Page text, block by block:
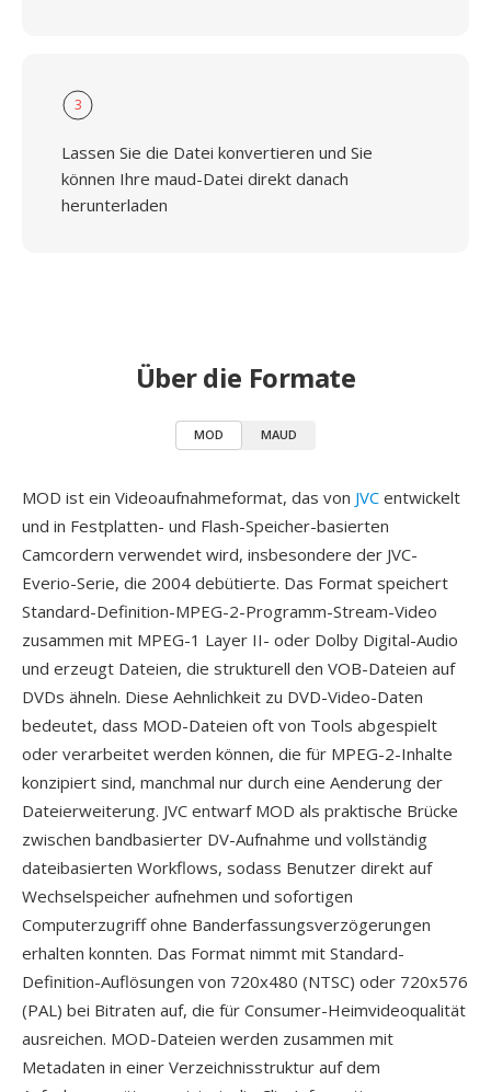
3
Lassen Sie die Datei konvertieren und Sie
können Ihre maud-Datei direkt danach
herunterladen
Über die Formate
MOD MAUD
MOD ist ein Videoaufnahmeformat, das von JVC entwickelt
und in Festplatten- und Flash-Speicher-basierten
Camcordern verwendet wird, insbesondere der JVC-
Everio-Serie, die 2004 debütierte. Das Format speichert
Standard-Definition-MPEG-2-Programm-Stream-Video
zusammen mit MPEG-1 Layer II- oder Dolby Digital-Audio
und erzeugt Dateien, die strukturell den VOB-Dateien auf
DVDs ähneln. Diese Aehnlichkeit zu DVD-Video-Daten
bedeutet, dass MOD-Dateien oft von Tools abgespielt
oder verarbeitet werden können, die für MPEG-2-Inhalte
konzipiert sind, manchmal nur durch eine Aenderung der
Dateierweiterung. JVC entwarf MOD als praktische Brücke
zwischen bandbasierter DV-Aufnahme und vollständig
dateibasierten Workflows, sodass Benutzer direkt auf
Wechselspeicher aufnehmen und sofortigen
Computerzugriff ohne Banderfassungsverzögerungen
erhalten konnten. Das Format nimmt mit Standard-
Definition-Auflösungen von 720x480 (NTSC) oder 720x576
(PAL) bei Bitraten auf, die für Consumer-Heimvideoqualität
ausreichen. MOD-Dateien werden zusammen mit
Metadaten in einer Verzeichnisstruktur auf dem